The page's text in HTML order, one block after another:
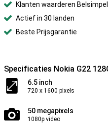
Klanten waarderen
Actief in 30 landen
Beste Prijsgarantie
Specificaties Nokia G22
6.5 inch
720 x 1600 pixels
50 megapixels
1080p video